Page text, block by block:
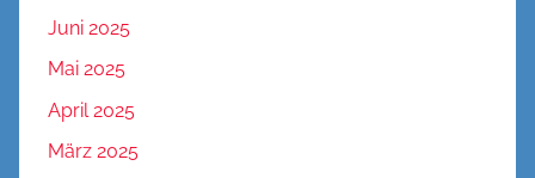
Juni 2025
Mai 2025
April 2025
März 2025